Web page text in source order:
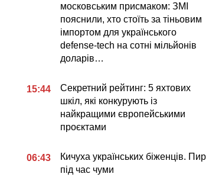
московським присмаком: ЗМІ
пояснили, хто стоїть за тіньовим
імпортом для українського
defense-tech на сотні мільйонів
доларів…
15:44
Секретний рейтинг: 5 яхтових
шкіл, які конкурують із
найкращими європейськими
проєктами
06:43
Кичуха українських біженців. Пир
під час чуми